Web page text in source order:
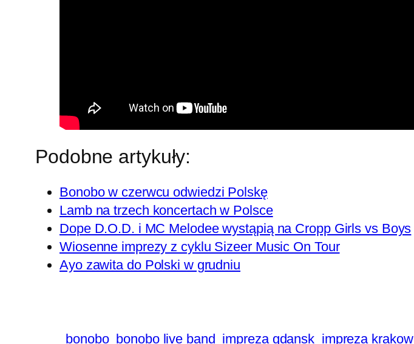
Podobne artykuły:
Bonobo w czerwcu odwiedzi Polskę
Lamb na trzech koncertach w Polsce
Dope D.O.D. i MC Melodee wystąpią na Cropp Girls vs Boys
Wiosenne imprezy z cyklu Sizeer Music On Tour
Ayo zawita do Polski w grudniu
bonobo bonobo live band impreza gdansk impreza krakow